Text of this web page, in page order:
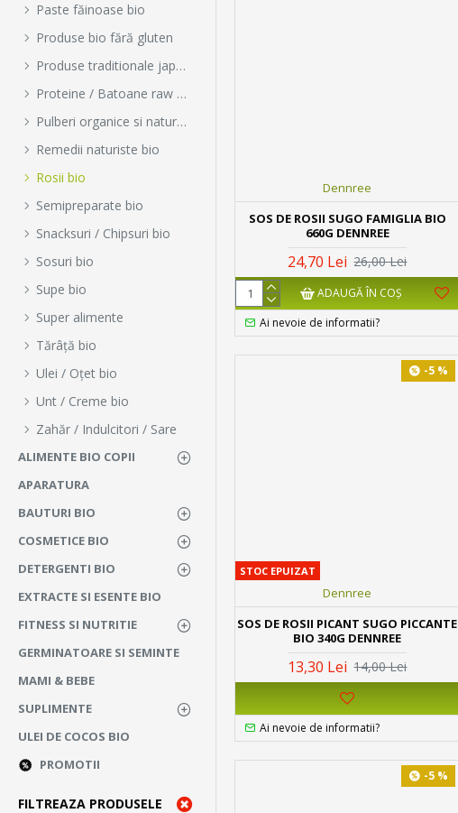
Paste făinoase bio
Produse bio fără gluten
Produse traditionale japoneze
Proteine / Batoane raw bio
Pulberi organice si naturale
Remedii naturiste bio
Rosii bio
Semipreparate bio
Snacksuri / Chipsuri bio
Sosuri bio
Supe bio
Super alimente
Tărâță bio
Ulei / Oțet bio
Unt / Creme bio
Zahăr / Indulcitori / Sare
ALIMENTE BIO COPII
APARATURA
BAUTURI BIO
COSMETICE BIO
DETERGENTI BIO
EXTRACTE SI ESENTE BIO
FITNESS SI NUTRITIE
GERMINATOARE SI SEMINTE
MAMI & BEBE
SUPLIMENTE
ULEI DE COCOS BIO
PROMOTII
FILTREAZA PRODUSELE
Dennree
SOS DE ROSII SUGO FAMIGLIA BIO
660G DENNREE
24,70 Lei 26,00 Lei
ADAUGĂ ÎN COŞ
Ai nevoie de informatii?
-5 %
STOC EPUIZAT
Dennree
SOS DE ROSII PICANT SUGO PICCANTE
BIO 340G DENNREE
13,30 Lei 14,00 Lei
Ai nevoie de informatii?
-5 %